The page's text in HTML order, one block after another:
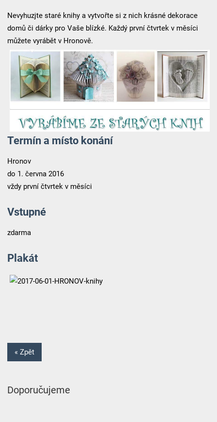
Nevyhuzjte staré knihy a vytvořte si z nich krásné dekorace
domů či dárky pro Vaše blízké. Každý první čtvrtek v měsíci
můžete vyrábět v Hronově.
Termín a místo konání
Hronov
do 1. června 2016
vždy první čtvrtek v měsíci
Vstupné
zdarma
Plakát
« Zpět
Doporučujeme